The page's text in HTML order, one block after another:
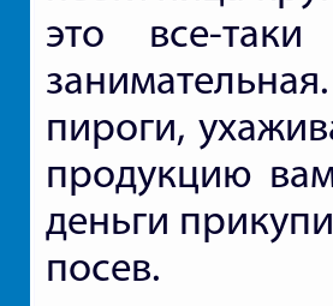
это все-
пироги,
продукцию
деньги
посев.